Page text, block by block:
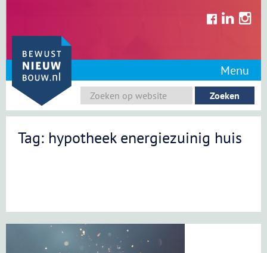
content
Menu
Tag: hypotheek energiezuinig huis